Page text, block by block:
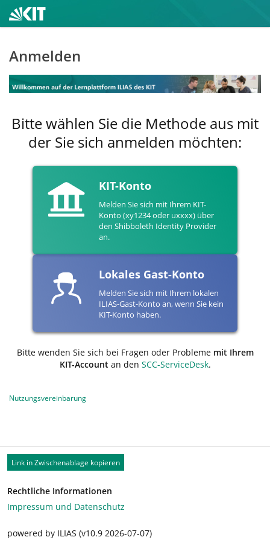
Anmelden
Bitte wählen Sie die Methode aus mit
der Sie sich anmelden möchten:
KIT-Konto
Melden Sie sich mit Ihrem KIT-
Konto (xy1234 oder uxxxx) über
den Shibboleth Identity Provider
an.
Lokales Gast-Konto
Melden Sie sich mit Ihrem lokalen
ILIAS-Gast-Konto an, wenn Sie kein
KIT-Konto haben.
Bitte wenden Sie sich bei Fragen oder Probleme mit Ihrem
KIT-Accountan den SCC-ServiceDesk.
Nutzungsvereinbarung
Link in Zwischenablage kopieren
Rechtliche Informationen
Impressum und Datenschutz
powered by ILIAS (v10.9 2026-07-07)